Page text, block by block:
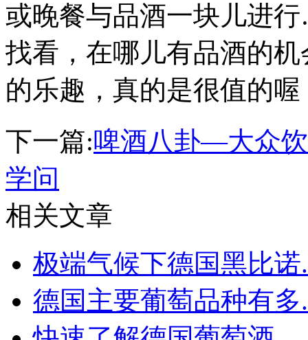
或晚餐与品酒一块儿进
找看，在哪儿有品酒的
的乐趣，真的是很值的喔
下一篇:啤酒八卦—大众
学问
相关文章
极端气候下德国黑比诺
德国主要葡萄品种有多